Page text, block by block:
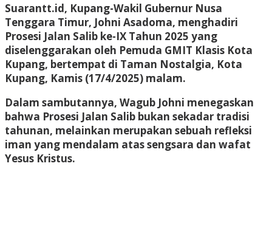
Suarantt.id, Kupang-Wakil Gubernur Nusa
Tenggara Timur, Johni Asadoma, menghadiri
Prosesi Jalan Salib ke-IX Tahun 2025 yang
diselenggarakan oleh Pemuda GMIT Klasis Kota
Kupang, bertempat di Taman Nostalgia, Kota
Kupang, Kamis (17/4/2025) malam.
Dalam sambutannya, Wagub Johni menegaskan
bahwa Prosesi Jalan Salib bukan sekadar tradisi
tahunan, melainkan merupakan sebuah refleksi
iman yang mendalam atas sengsara dan wafat
Yesus Kristus.